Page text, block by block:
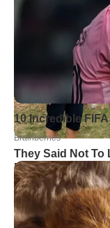
Portal Śremski